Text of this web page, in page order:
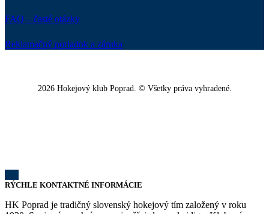
FAQ – časté otázky
Reklamačný poriadok a záruka
2026 Hokejový klub Poprad. © Všetky práva vyhradené.
RÝCHLE KONTAKTNÉ INFORMÁCIE
HK Poprad je tradičný slovenský hokejový tím založený v roku